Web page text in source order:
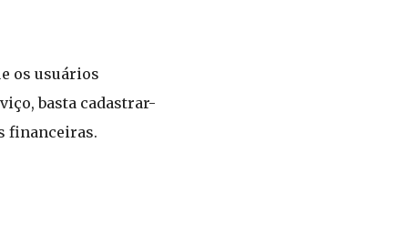
os usuários
basta cadastrar-
financeiras.